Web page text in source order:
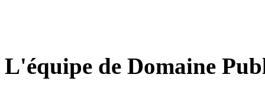
L'équipe de Domaine